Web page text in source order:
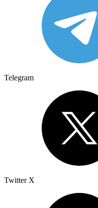
Telegram
Twitter X